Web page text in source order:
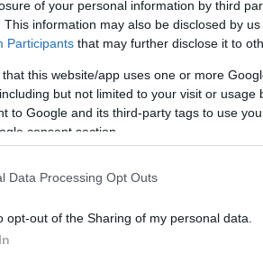
of your personal information by third
This information may also be disclosed by
Participants that may further disclose it to
that this website/app uses one or more
but not limited to your visit or usage
to Google and its third-party tags to use
consent section.
Data Processing Opt Outs
opt-out of the Sharing of my personal data.
estão caindo rapidamente e podem
Norte. Essa trajetória eleva a
combustíveis, comprometendo
janela crítica. A mensagem das
a combinação de estoques
para consumidores, empresas
afetados